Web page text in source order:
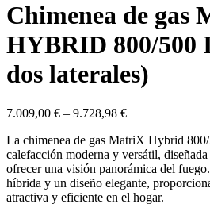
Chimenea de gas
HYBRID 800/
dos laterales)
7.009,00 € – 9.728,98 €
La chimenea de gas MatriX Hybrid
calefacción moderna y versátil,
ofrecer una visión panorámica del
híbrida y un diseño elegante,
atractiva y eficiente en el hogar.